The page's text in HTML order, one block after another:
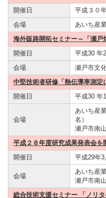
開催日
平成３０
会場
あいち産
海外販路開拓セミナー～「瀬戸
開催日
平成30 年
会場
瀬戸市文
中堅技術者研修「熱伝導率測定
開催日
平成30 年
会場
あいち産
名）
瀬戸市南
平成２８年度研究成果発表会を
開催日
平成29年
会場
あいち産
瀬戸市南
総合技術支援セミナー 「ノリ